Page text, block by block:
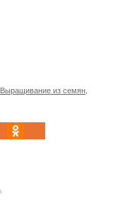
Выращивание из семян